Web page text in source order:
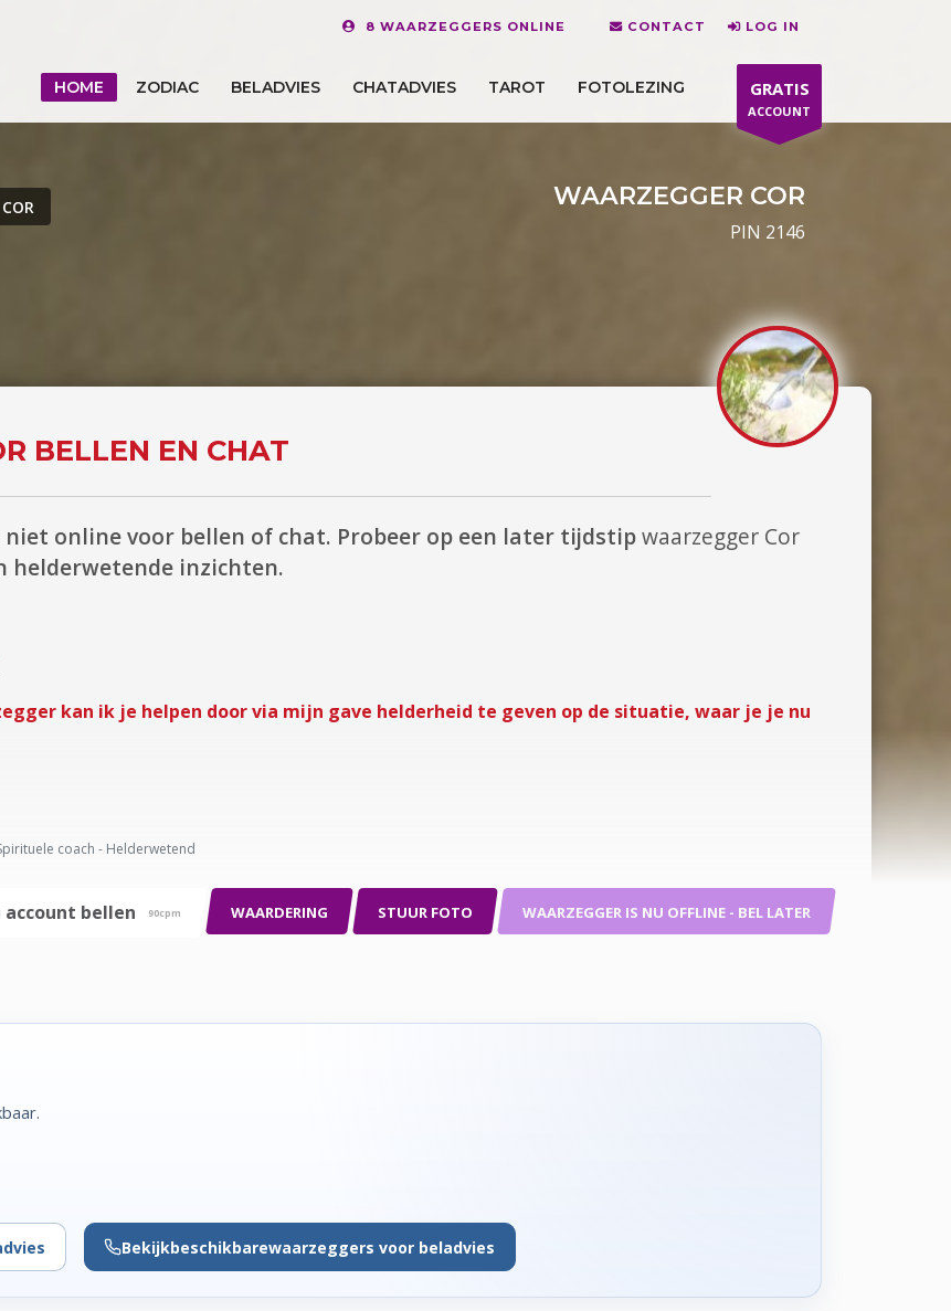
8 WAARZEGGERS ONLINE CONTACT LOG IN
HOME ZODIAC BELADVIES CHATADVIES TAROT FOTOLEZING GRATIS
ACCOUNT
WAARZEGGER COR
PIN 2146
BELLEN EN CHAT
niet online voor bellen of chat. Probeer op een later tijdstipwaarzegger Cor
helderwetende inzichten.
kan ik je helpen door via mijn gave helderheid te geven op de situatie, waar je je nu
coach - Helderwetend
account bellen 90cpm WAARDERING STUUR FOTO WAARZEGGER IS NU OFFLINE - BEL LATER
Bekijkbeschikbarewaarzeggers voor beladvies